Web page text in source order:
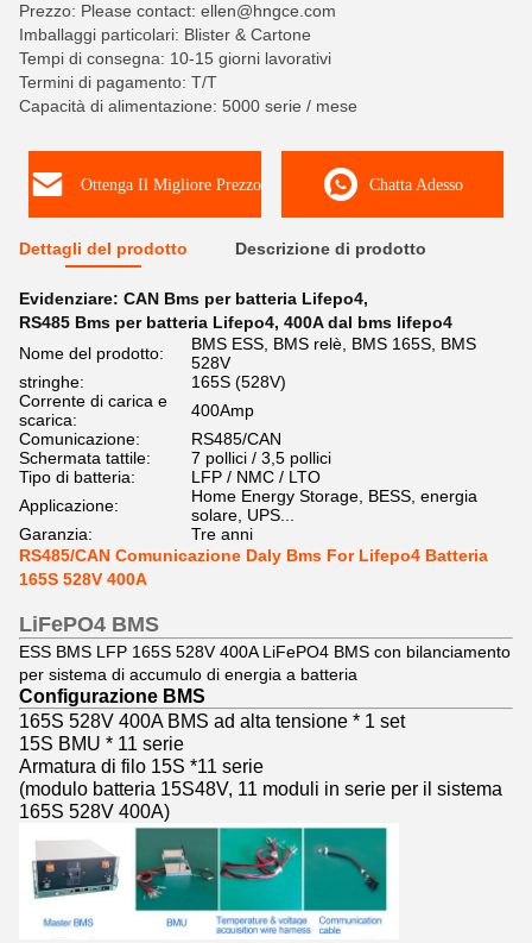
Prezzo: Please contact: ellen@hngce.com
Imballaggi particolari: Blister & Cartone
Tempi di consegna: 10-15 giorni lavorativi
Termini di pagamento: T/T
Capacità di alimentazione: 5000 serie / mese
Ottenga Il Migliore Prezzo Chatta Adesso
Dettagli del prodotto Descrizione di prodotto
Evidenziare: CAN Bms per batteria Lifepo4,
RS485 Bms per batteria Lifepo4, 400A dal bms lifepo4
Nome del prodotto:
BMS ESS, BMS relè, BMS 165S, BMS
528V
stringhe:
165S (528V)
Corrente di carica e
scarica:
400Amp
Comunicazione:
RS485/CAN
Schermata tattile:
7 pollici / 3,5 pollici
Tipo di batteria:
LFP / NMC / LTO
Applicazione:
Home Energy Storage, BESS, energia
solare, UPS...
Garanzia:
Tre anni
RS485/CAN Comunicazione Daly Bms For Lifepo4 Batteria
165S 528V 400A
LiFePO4 BMS
ESS BMS LFP 165S 528V 400A LiFePO4 BMS con bilanciamento
per sistema di accumulo di energia a batteria
Configurazione BMS
165S 528V 400A BMS ad alta tensione * 1 set
15S BMU * 11 serie
Armatura di filo 15S *11 serie
(modulo batteria 15S48V, 11 moduli in serie per il sistema
165S 528V 400A)